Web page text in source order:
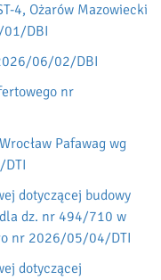
4, Ożarów Mazowiecki
01/DBI
06/02/DBI
nr
Pafawag wg
dotyczącej budowy
dz. nr 494/710 w
nr 2026/05/04/DTI
dotyczącej